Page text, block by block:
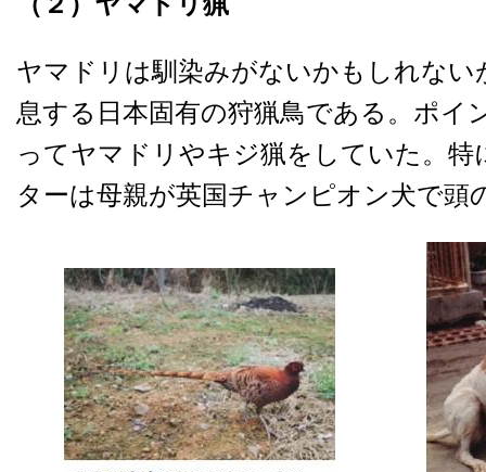
ヤマドリは馴染みがないかもしれない
息する日本固有の狩猟鳥である。ポイ
ってヤマドリやキジ猟をしていた。特
ターは母親が英国チャンピオン犬で頭